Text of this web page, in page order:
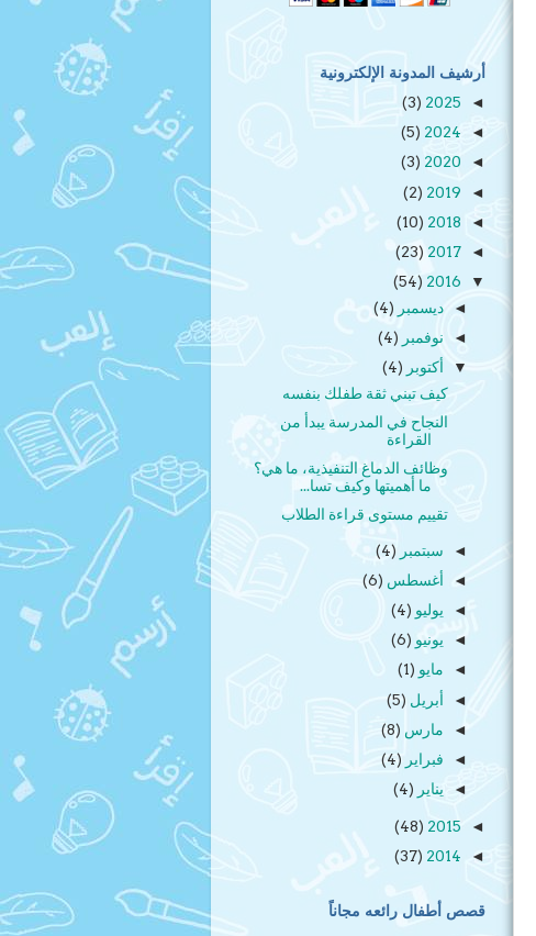
أرشيف المدونة الإلكترونية
◄
2025
(3)
◄
2024
(5)
◄
2020
(3)
◄
2019
(2)
◄
2018
(10)
◄
2017
(23)
▼
2016
(54)
◄ديسمبر (4)
◄ نوفمبر (4)
▼ أكتوبر (4)
كيف تبني ثقة طفلك بنفسه
النجاح في المدرسة يبدأ من
القراءة
وظائف الدماغ التنفيذية، ما هي؟
ما أهميتها وكيف تسا...
تقييم مستوى قراءة الطلاب
◄ سبتمبر (4)
◄ أغسطس (6)
◄ يوليو (4)
◄ يونيو (6)
◄ مايو (1)
◄ أبريل (5)
◄ مارس (8)
◄ فبراير (4)
◄ يناير (4)
◄
2015
(48)
◄
2014
(37)
قصص أطفال رائعه مجاناً